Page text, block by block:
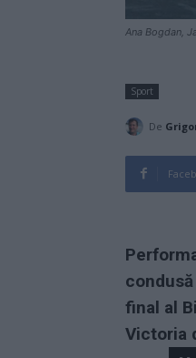
Ana Bogdan,
Sport
De
final al
Victoria